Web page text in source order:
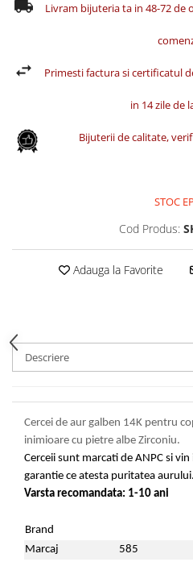
Livram bijuteria ta in 48-72 de
Primesti factura si certificatul
in 14 zile de
Bijuterii de calitate,
STOC
Cod Produs:
Adauga la Favorite
Descriere
Cercei de aur galben 14K pentru
inimioare cu pietre albe Zirconiu.
Cerceii sunt marcati de ANPC si
garantie ce atesta puritatea aurului.
Varsta recomandata: 1-10 ani
Brand
Marcaj
585